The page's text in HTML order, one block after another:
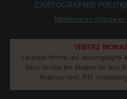
CARTOGRAPHIE
Ministres en charge et
VISITEZ
La plate-forme qui accompagne
dans toutes les étapes de leur
financement, RH,